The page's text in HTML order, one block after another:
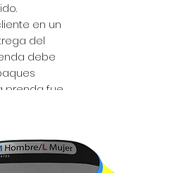
en un
del
debe
prenda fue